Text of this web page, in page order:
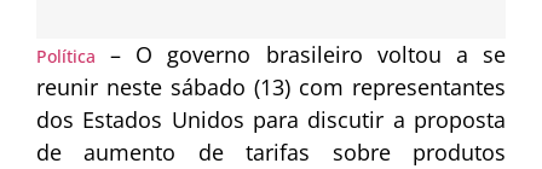
Política
– O governo brasileiro voltou a se
reunir neste sábado (13) com representantes
dos Estados Unidos para discutir a proposta
de aumento de tarifas sobre produtos